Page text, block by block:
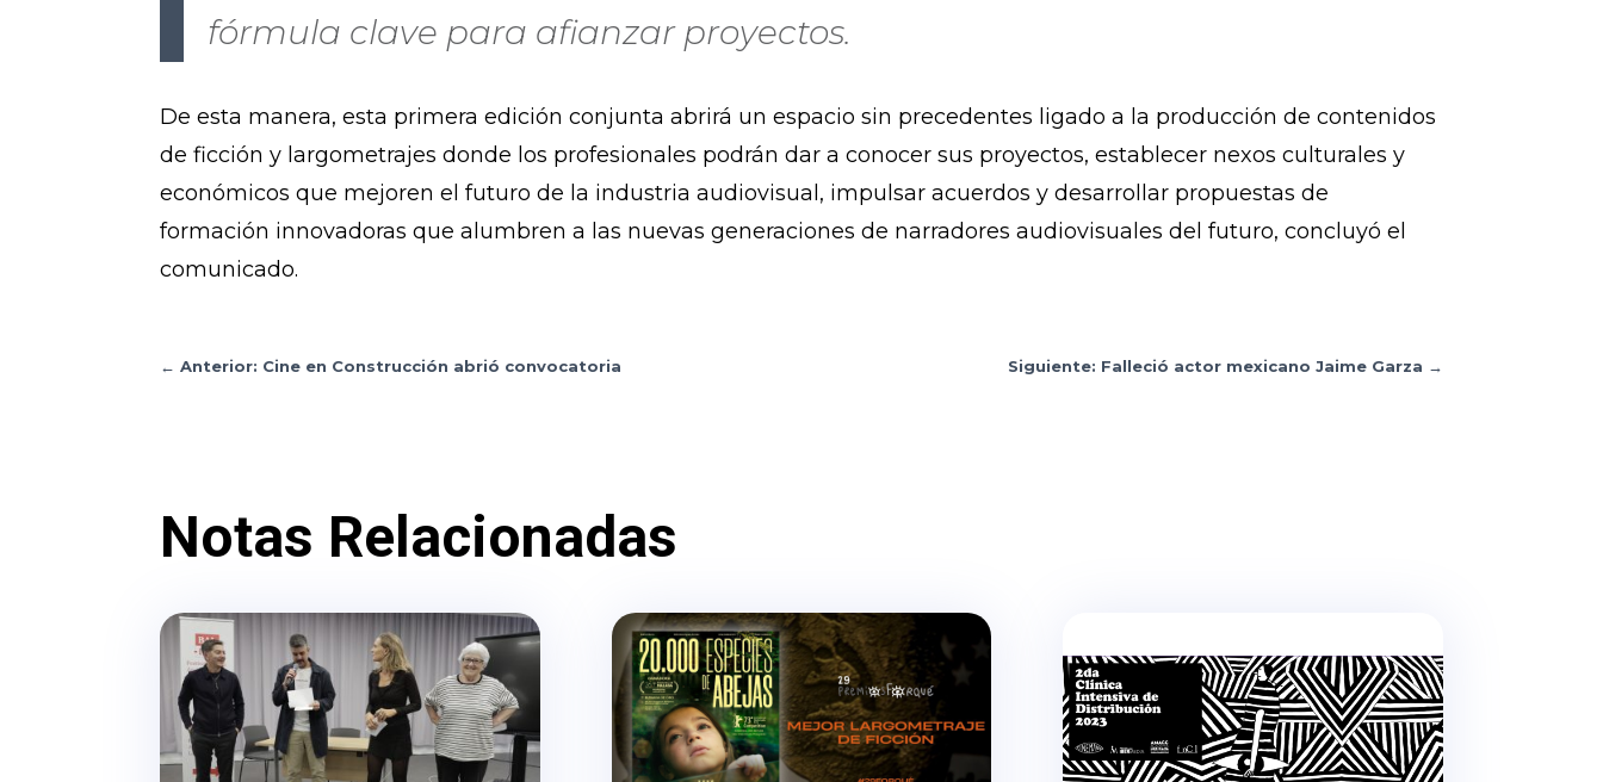
fórmula clave para afianzar proyectos.
De esta manera, esta primera edición conjunta abrirá un espacio sin precedentes ligado a la producción de contenidos
de ficción y largometrajes donde los profesionales podrán dar a conocer sus proyectos, establecer nexos culturales y
económicos que mejoren el futuro de la industria audiovisual, impulsar acuerdos y desarrollar propuestas de
formación innovadoras que alumbren a las nuevas generaciones de narradores audiovisuales del futuro, concluyó el
comunicado.
←Anterior: Cine en Construcción abrió convocatoria Siguiente: Falleció actor mexicano Jaime Garza →
Notas Relacionadas